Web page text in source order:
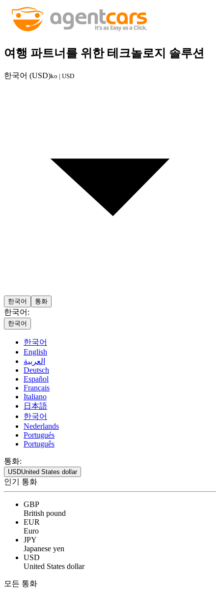
여행 파트너를 위한 테크놀로지 솔루션
한국어 (USD)ko | USD
한국어 통화
한국어:
한국어
한국어
English
العربية
Deutsch
Español
Français
Italiano
日本語
한국어
Nederlands
Portugués
Português
통화:
USDUnited States dollar
인기 통화
GBP
British pound
EUR
Euro
JPY
Japanese yen
USD
United States dollar
모든 통화